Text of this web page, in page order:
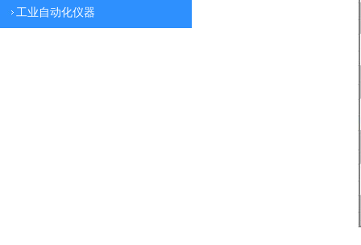
工业自动化仪器